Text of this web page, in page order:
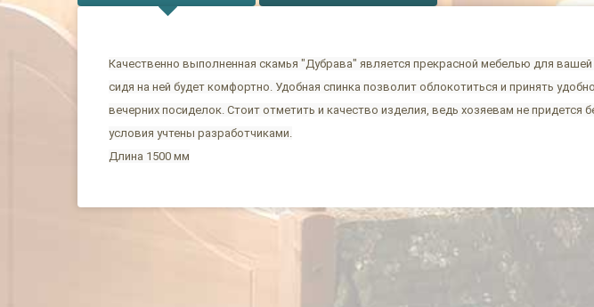
Качественно выполненная скамья "Дубрава" является прекрасной мебелью для
сидя на ней будет комфортно. Удобная спинка позволит облокотиться и принять
вечерних посиделок. Стоит отметить и качество изделия, ведь хозяевам не
условия учтены разработчиками.
Длина 1500 мм